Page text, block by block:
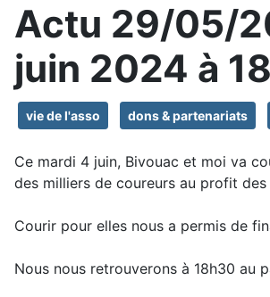
Actu 29/05/
juin 2024 à
vie de l'asso dons & partenariats
Ce mardi 4 juin, Bivouac et moi va
des milliers de coureurs au profit
Courir pour elles nous a permis de
Nous nous retrouverons à 18h30 au